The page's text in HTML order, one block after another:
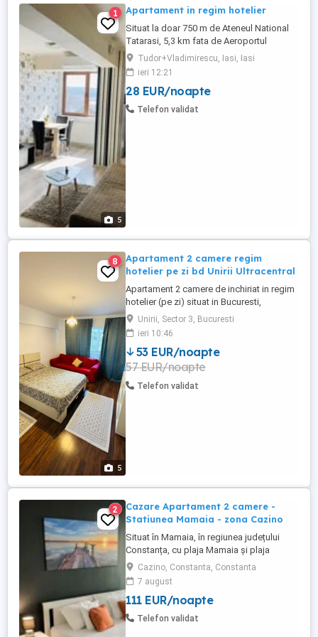
5
1 Apartament in regim hotelier
Situat la doar 750 m de Ateneul National
Tatarasi, 5,3 km fata de Aeroportul
International ,1,2 km fata de Iulius Mall si
1,6 km fata de Palatul Culturii , acest
apartament ofera spatiu de cazare cu un
dormitor si living , dotat cu aer conditionat
, televizor, wifi , si parcare privata. Unitatea
Tudor+Vladimirescu, Iasi, Iasi
ieri 12:21
28 EUR/noapte
Telefon validat
5
8
Apartament 2 camere regim
hotelier pe zi bd Unirii Ultracentral
Apartament 2 camere de inchiriat in regim
hotelier (pe zi) situat in Bucuresti,
ultracentral, zona bd. Unirii langa hotel
Union si Tribunalul Bucuresti, langa
Biblioteca Nationala, ultracentral, la 7
minute de mers pe jos de metrou Unirii,
pat (1,60x 2m) + canapea in dormitor,
canapea si fotolii de ...
Unirii, Sector 3, Bucuresti
ieri 10:46
53 EUR/noapte
57 EUR/noapte
Telefon validat
2
Cazare Apartament 2 camere -
Statiunea Mamaia - zona Cazino
Situat în Mamaia, în regiunea județului
Constanța, cu plaja Mamaia și plaja
Myrtos în apropiere, Diamond View
Apartments oferă cazare cu parcare
privată gratuită garantată pentru fiecare
apartament. Apartamente cu doua camera
de inchiriat in regim hotelier, Statiunea
Cazino, Constanta, Constanta
7 august
111 EUR/noapte
Telefon validat